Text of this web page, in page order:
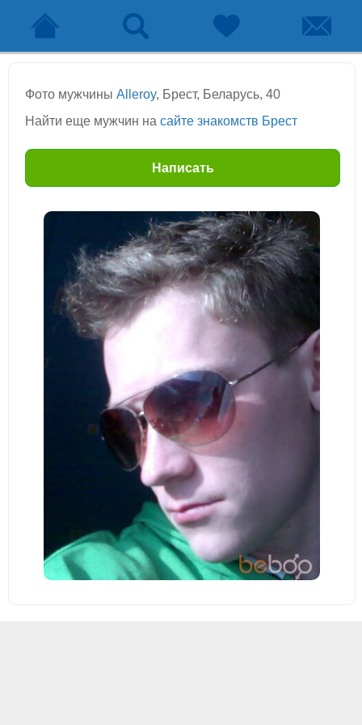
Фото мужчины Alleroy, Брест, Беларусь, 40
Найти еще мужчин на сайте знакомств Брест
Написать